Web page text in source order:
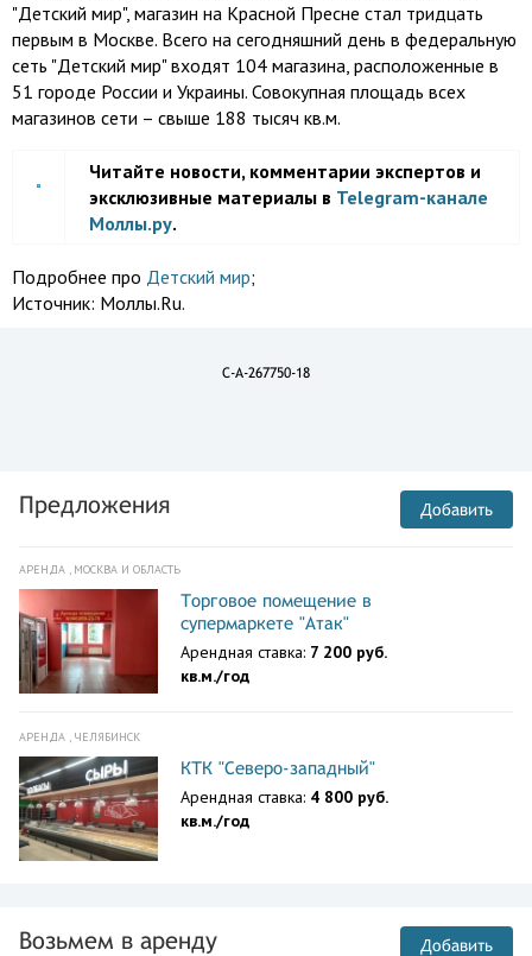
"Детский мир", магазин на Красной Пресне стал тридцать
первым в Москве. Всего на сегодняшний день в федеральную
сеть "Детский мир" входят 104 магазина, расположенные в
51 городе России и Украины. Совокупная площадь всех
магазинов сети – свыше 188 тысяч кв.м.
Читайте новости, комментарии экспертов и
эксклюзивные материалы в Telegram-канале
Моллы.ру.
Подробнее про Детский мир;
Источник: Моллы.Ru.
C-A-267750-18
Предложения Добавить
АРЕНДА , МОСКВА И ОБЛАСТЬ
Торговое помещение в
супермаркете "Атак"
Арендная ставка: 7 200 руб.
кв.м./год
АРЕНДА , ЧЕЛЯБИНСК
КТК "Северо-западный"
Арендная ставка: 4 800 руб.
кв.м./год
Возьмем в аренду Добавить